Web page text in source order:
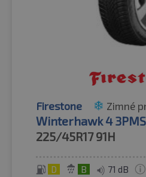
Firestone Zimné
Winterhawk 4
225/45R17 91H
D B 71 dB